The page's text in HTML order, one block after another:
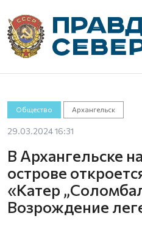
Общество Архангельск
29.03.2024 16:31
В Архангельске
острове
«Катер
Возрождение